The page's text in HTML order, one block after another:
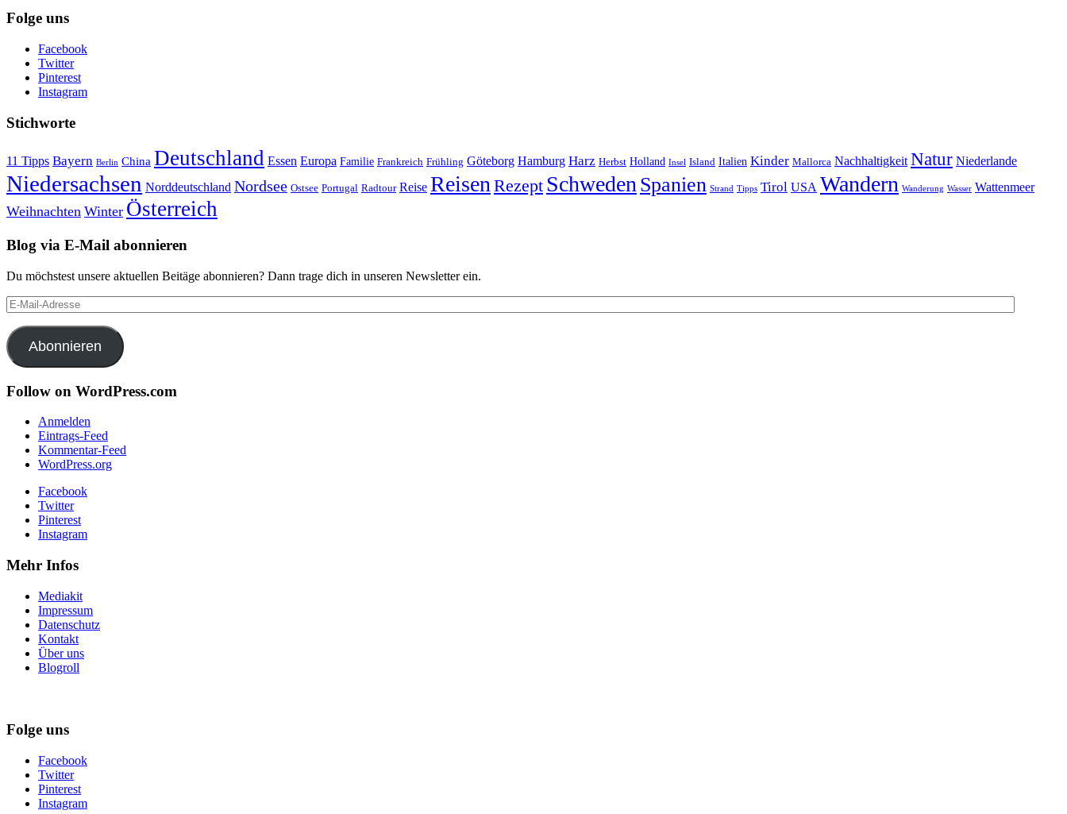
Folge uns
Facebook
Twitter
Pinterest
Instagram
Stichworte
11 Tipps Bayern Berlin China Deutschland Essen Europa Familie Frankreich Frühling Göteborg Hamburg Harz Herbst Holland Insel Island Italien Kinder Mallorca Nachhaltigkeit Natur Niederlande
Niedersachsen Norddeutschland Nordsee Ostsee Portugal Radtour Reise ReisenRezept SchwedenSpanien Strand Tipps Tirol USA Wandern Wanderung Wasser Wattenmeer
Weihnachten Winter Österreich
Blog via E-Mail abonnieren
Du möchstest unsere aktuellen Beitäge abonnieren? Dann trage dich in unseren Newsletter ein.
E-
Mail-
Adresse
Abonnieren
Follow on WordPress.com
Anmelden
Eintrags-Feed
Kommentar-Feed
WordPress.org
Facebook
Twitter
Pinterest
Instagram
Mehr Infos
Mediakit
Impressum
Datenschutz
Kontakt
Über uns
Blogroll
Folge uns
Facebook
Twitter
Pinterest
Instagram